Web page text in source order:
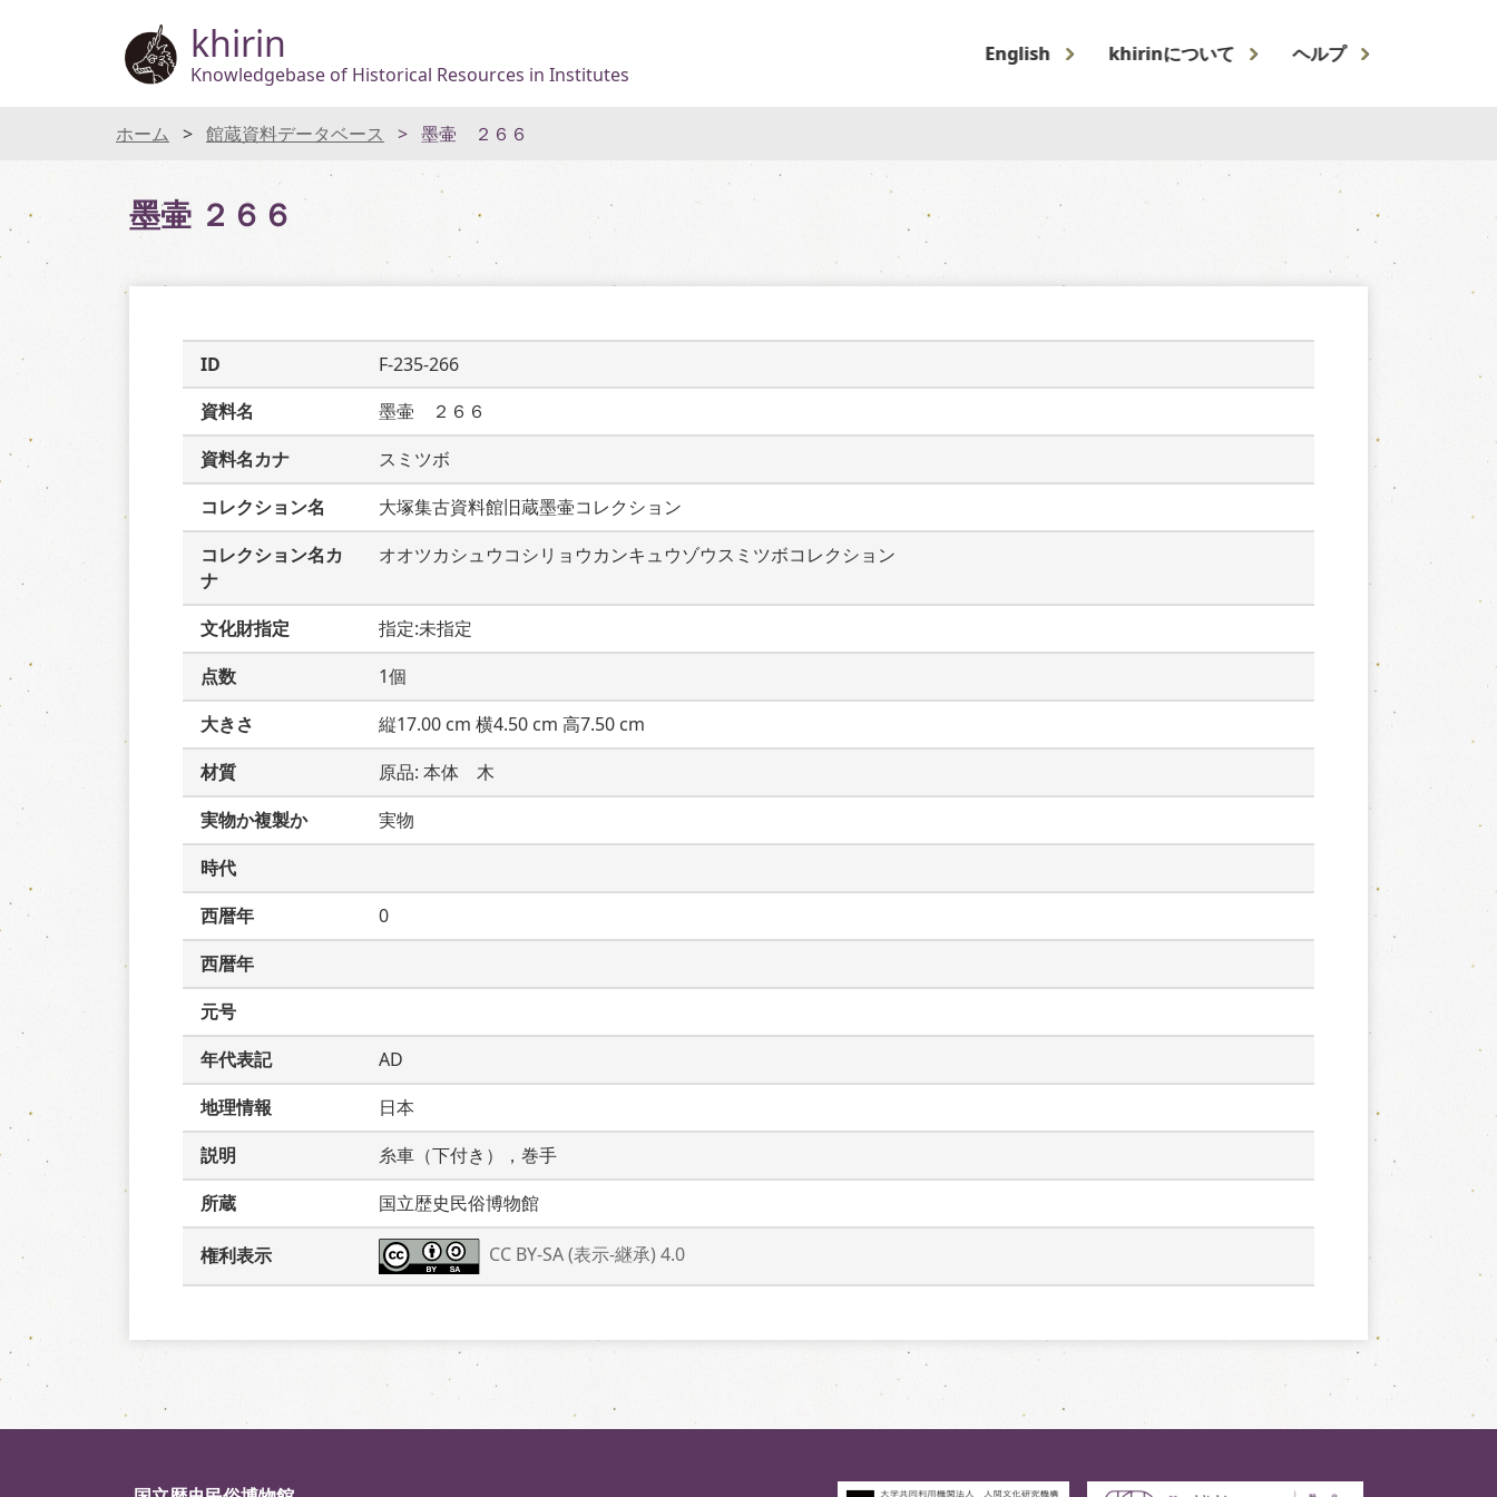
khirin
Knowledgebase of Historical Resources in Institutes
English khirinについて ヘルプ
ホーム 館蔵資料データベース 墨壷 ２６６
墨壷 ２６６
ID
F-235-266
資料名
墨壷　２６６
資料名カナ
スミツボ
コレクション名
大塚集古資料館旧蔵墨壷コレクション
コレクション名カ
ナ
オオツカシュウコシリョウカンキュウゾウスミツボコレクション
文化財指定
指定:未指定
点数
1個
大きさ
縦17.00 cm 横4.50 cm 高7.50 cm
材質
原品: 本体　木
実物か複製か
実物
時代
西暦年
0
西暦年
元号
年代表記
AD
地理情報
日本
説明
糸車（下付き），巻手
所蔵
国立歴史民俗博物館
権利表示 CC BY-SA (表示-継承) 4.0